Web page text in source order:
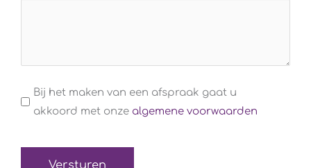
Algemene
voorwaarden
Bij het maken van een afspraak gaat u
akkoord met onze algemene voorwaarden